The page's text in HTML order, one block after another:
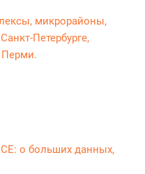
микрорайоны,
Петербурге,
Перми.
о больших данных,